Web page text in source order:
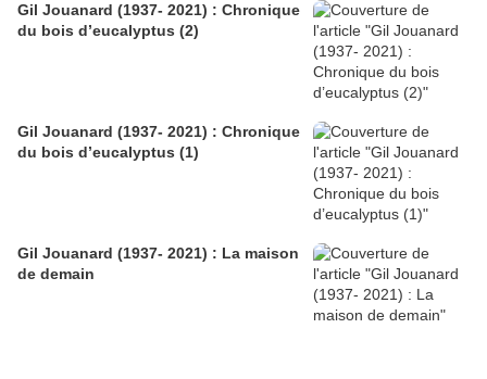
Gil Jouanard (1937- 2021) : Chronique
du bois d’eucalyptus (2)
Gil Jouanard (1937- 2021) : Chronique
du bois d’eucalyptus (1)
Gil Jouanard (1937- 2021) : La maison
de demain